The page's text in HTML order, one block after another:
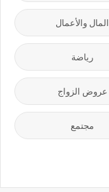
المال والأعمال
رياضة
عروض الزواج
مجتمع